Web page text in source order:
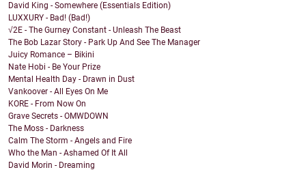
David King - Somewhere (Essentials Edition)
LUXXURY - Bad! (Bad!)
√2E - The Gurney Constant - Unleash The Beast
The Bob Lazar Story - Park Up And See The Manager
Juicy Romance – Bikini
Nate Hobi - Be Your Prize
Mental Health Day - Drawn in Dust
Vankoover - All Eyes On Me
KORE - From Now On
Grave Secrets - OMWDOWN
The Moss - Darkness
Calm The Storm - Angels and Fire
Who the Man - Ashamed Of It All
David Morin - Dreaming